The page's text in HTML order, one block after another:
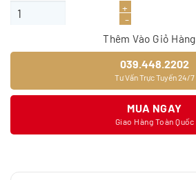
Giấy dán tường J 9419-7 số lượng
Thêm Vào Giỏ Hàng
039.448.2202
Tư Vấn Trực Tuyến 24/7
MUA NGAY
Giao Hàng Toàn Quốc